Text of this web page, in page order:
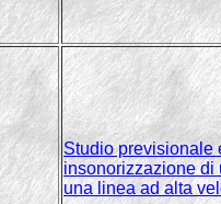
Studio previsionale
insonorizzazione di
una linea ad alta